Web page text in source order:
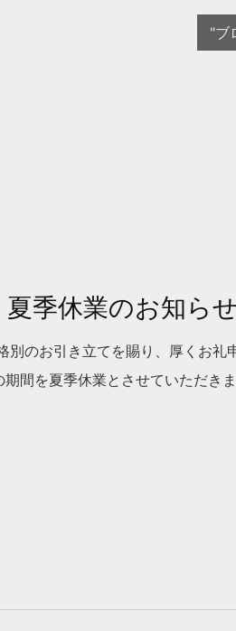
"ブ
季休業のお知らせ
別のお引き立てを賜り、厚くお礼
期間を夏季休業とさせていただき